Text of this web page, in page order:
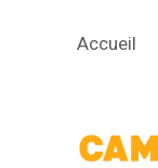
Accueil